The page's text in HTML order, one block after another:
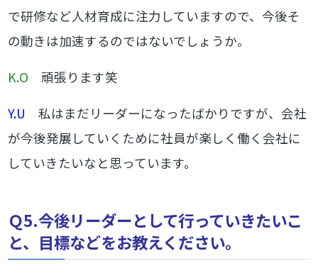
で研修など人材育成に注力していますので、今後そ
の動きは加速するのではないでしょうか。
K.O 頑張ります笑
Y.U 私はまだリーダーになったばかりですが、会社
が今後発展していくために社員が楽しく働く会社に
していきたいなと思っています。
Ｑ5.今後リーダーとして行っていきたいこ
と、目標などをお教えください。